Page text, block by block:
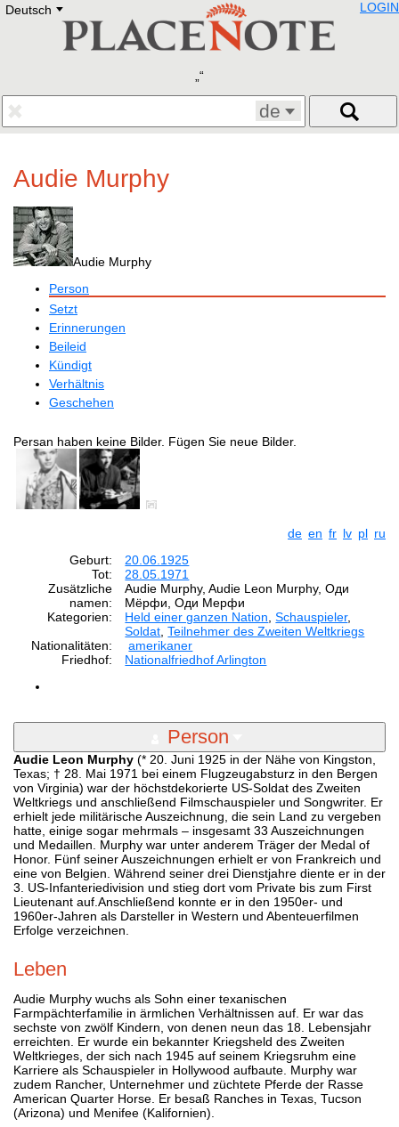
Deutsch E
Deutsch
Francais
Polski
Eestikeelne
LOGIN
de
Audie Murphy
Audie Murphy
Person
Setzt
Erinnerungen
Beileid
Kündigt
Verhältnis
Geschehen
Persan haben keine Bilder. Fügen Sie neue Bilder.
de en fr lv pl ru
Geburt:
20.06.1925
Tot:
28.05.1971
Zusätzliche
namen:
Audie Murphy, Audie Leon Murphy, Оди
Мёрфи, Оди Мерфи
Kategorien:
Held einer ganzen Nation ,Schauspieler,
Soldat ,Teilnehmer des Zweiten Weltkriegs
Nationalitäten:
amerikaner
Friedhof:
Nationalfriedhof Arlington
Person
Audie Leon Murphy (* 20. Juni 1925 in der Nähe von Kingston,
Texas; † 28. Mai 1971 bei einem Flugzeugabsturz in den Bergen
von Virginia) war der höchstdekorierte US-Soldat des Zweiten
Weltkriegs und anschließend Filmschauspieler und Songwriter. Er
erhielt jede militärische Auszeichnung, die sein Land zu vergeben
hatte, einige sogar mehrmals – insgesamt 33 Auszeichnungen
und Medaillen. Murphy war unter anderem Träger der Medal of
Honor. Fünf seiner Auszeichnungen erhielt er von Frankreich und
eine von Belgien. Während seiner drei Dienstjahre diente er in der
3. US-Infanteriedivision und stieg dort vom Private bis zum First
Lieutenant auf.Anschließend konnte er in den 1950er- und
1960er-Jahren als Darsteller in Western und Abenteuerfilmen
Erfolge verzeichnen.
Leben
Audie Murphy wuchs als Sohn einer texanischen
Farmpächterfamilie in ärmlichen Verhältnissen auf. Er war das
sechste von zwölf Kindern, von denen neun das 18. Lebensjahr
erreichten. Er wurde ein bekannter Kriegsheld des Zweiten
Weltkrieges, der sich nach 1945 auf seinem Kriegsruhm eine
Karriere als Schauspieler in Hollywood aufbaute. Murphy war
zudem Rancher, Unternehmer und züchtete Pferde der Rasse
American Quarter Horse. Er besaß Ranches in Texas, Tucson
(Arizona) und Menifee (Kalifornien).